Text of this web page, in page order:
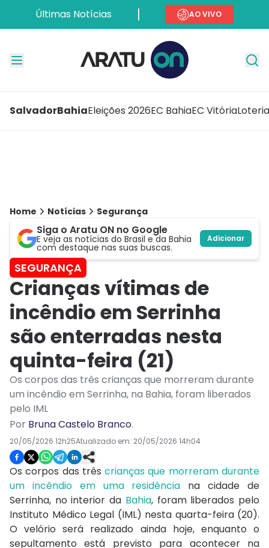
Últimas Notícias AO VIVO
SalvadorBahiaEleições 2026EC BahiaEC Vitória
Home Notícias Segurança
Siga o Aratu ON no Google
E veja as notícias do Brasil e da Bahia
com destaque nas suas buscas.
Adicionar
SEGURANÇA
Crianças vítimas de
incêndio em Serrinha
são enterradas nesta
quinta-feira (21)
Os corpos das três crianças que morreram durante
um incêndio em Serrinha, na Bahia, foram liberados
pelo IML
Por Bruna Castelo Branco.
20/05/2026 12h25Atualizado em: 20/05/2026 14h04
Os corpos das trêscrianças que morreram durante
um incêndio em uma residência na cidade de
Serrinha, no interior da Bahia, foram liberados pelo
Instituto Médico Legal (IML) nesta quarta-feira (20).
O velório será realizado ainda hoje, enquanto o
sepultamento está previsto para acontecer na